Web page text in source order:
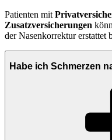
Patienten mit
Zusatzversicherungen
der Nasenkorrektur erstattet
Habe ich Schmerzen